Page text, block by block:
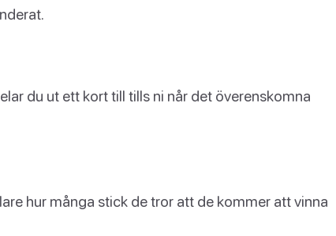
du ut ett kort till tills ni når det överenskomna
hur många stick de tror att de kommer att vinna